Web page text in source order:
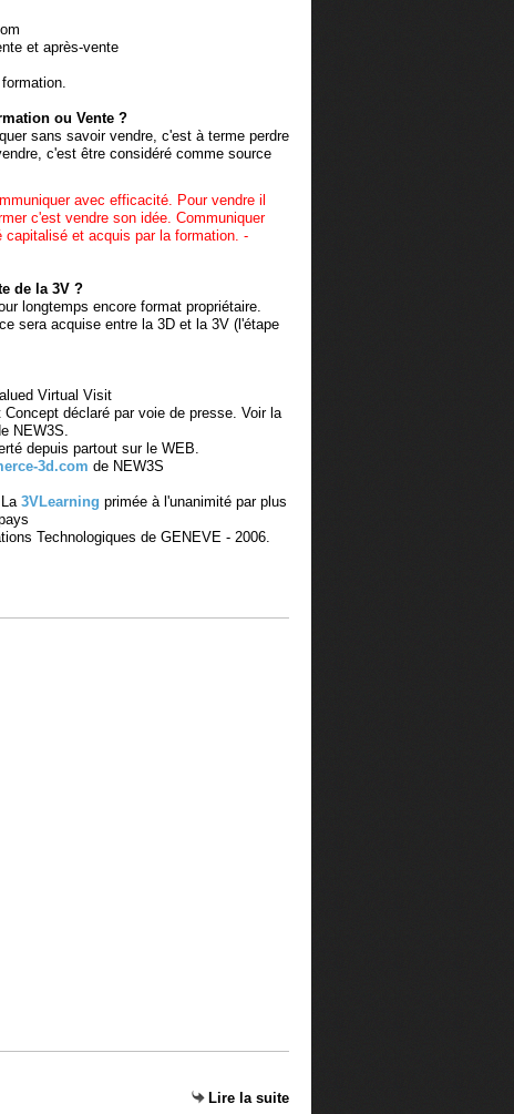
et après-vente
ou Vente ?
sans savoir vendre, c'est à terme perdre
c'est être considéré comme source
avec efficacité. Pour vendre il
c'est vendre son idée. Communiquer
et acquis par la formation. -
de la 3V ?
longtemps encore format propriétaire.
sera acquise entre la 3D et la 3V (l'étape
Virtual Visit
Concept déclaré par voie de presse. Voir la
NEW3S.
depuis partout sur le WEB.
3d.com de NEW3S
3VLearning primée à l'unanimité par plus
Technologiques de GENEVE - 2006.
Lire la suite